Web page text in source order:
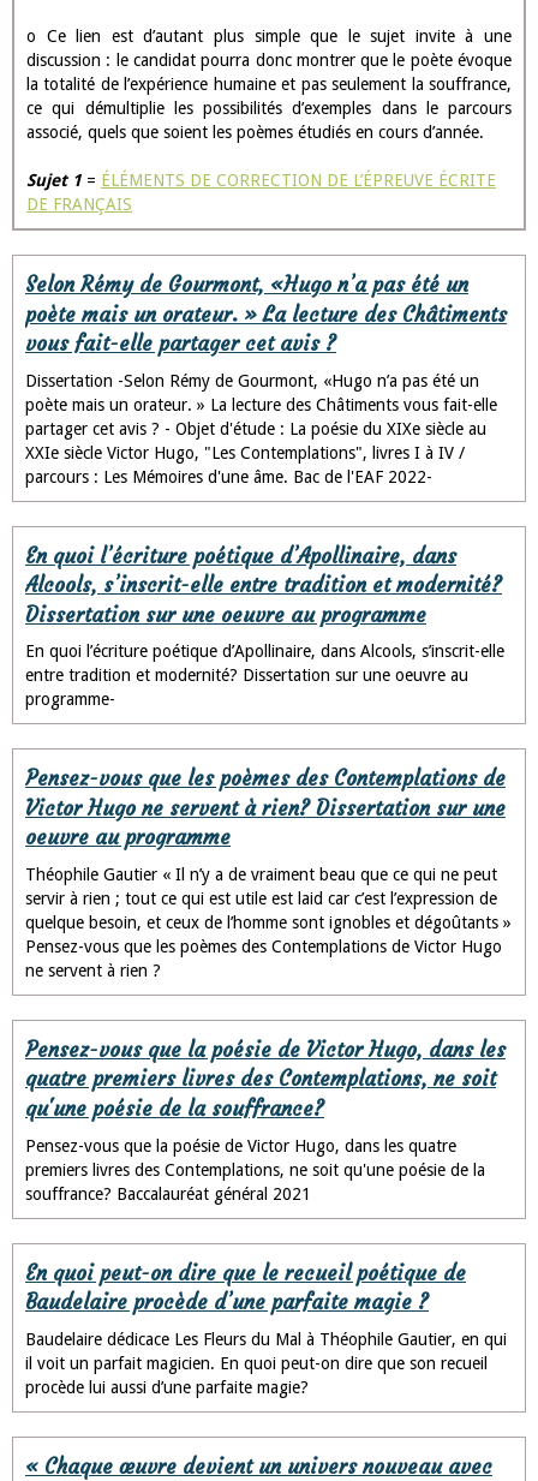
o Ce lien est d’autant plus simple que le sujet invite à une
discussion : le candidat pourra donc montrer que le poète évoque
la totalité de l’expérience humaine et pas seulement la souffrance,
ce qui démultiplie les possibilités d’exemples dans le parcours
associé, quels que soient les poèmes étudiés en cours d’année.
Sujet 1 = ÉLÉMENTS DE CORRECTION DE L’ÉPREUVE ÉCRITE
DE FRANÇAIS
Selon Rémy de Gourmont, «Hugo n’a pas été un
poète mais un orateur. » La lecture des Châtiments
vous fait-elle partager cet avis ?
Dissertation -Selon Rémy de Gourmont, «Hugo n’a pas été un
poète mais un orateur. » La lecture des Châtiments vous fait-elle
partager cet avis ? - Objet d'étude : La poésie du XIXe siècle au
XXIe siècle Victor Hugo, "Les Contemplations", livres I à IV /
parcours : Les Mémoires d'une âme. Bac de l'EAF 2022-
En quoi l’écriture poétique d’Apollinaire, dans
Alcools, s’inscrit-elle entre tradition et modernité?
Dissertation sur une oeuvre au programme
En quoi l’écriture poétique d’Apollinaire, dans Alcools, s’inscrit-elle
entre tradition et modernité? Dissertation sur une oeuvre au
programme-
Pensez-vous que les poèmes des Contemplations de
Victor Hugo ne servent à rien? Dissertation sur une
oeuvre au programme
Théophile Gautier « Il n’y a de vraiment beau que ce qui ne peut
servir à rien ; tout ce qui est utile est laid car c’est l’expression de
quelque besoin, et ceux de l’homme sont ignobles et dégoûtants »
Pensez-vous que les poèmes des Contemplations de Victor Hugo
ne servent à rien ?
Pensez-vous que la poésie de Victor Hugo, dans les
quatre premiers livres des Contemplations, ne soit
qu'une poésie de la souffrance?
Pensez-vous que la poésie de Victor Hugo, dans les quatre
premiers livres des Contemplations, ne soit qu'une poésie de la
souffrance? Baccalauréat général 2021
En quoi peut-on dire que le recueil poétique de
Baudelaire procède d’une parfaite magie ?
Baudelaire dédicace Les Fleurs du Mal à Théophile Gautier, en qui
il voit un parfait magicien. En quoi peut-on dire que son recueil
procède lui aussi d’une parfaite magie?
« Chaque œuvre devient un univers nouveau avec